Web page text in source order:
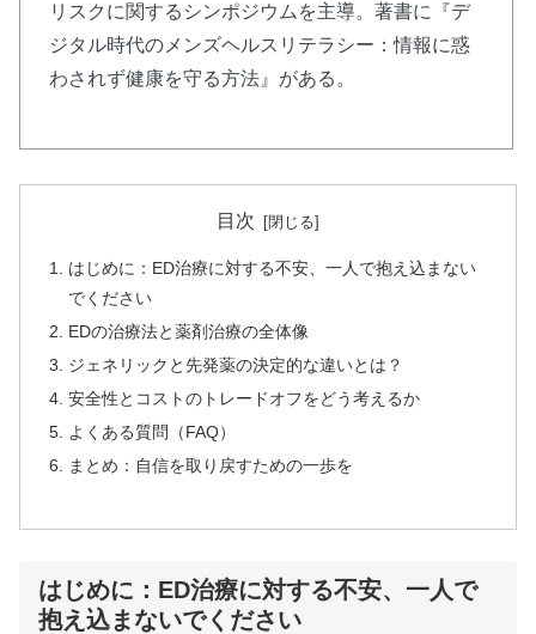
リスクに関するシンポジウムを主導。著書に『デ
ジタル時代のメンズヘルスリテラシー：情報に惑
わされず健康を守る方法』がある。
目次
はじめに：ED治療に対する不安、一人で抱え込まない
でください
EDの治療法と薬剤治療の全体像
ジェネリックと先発薬の決定的な違いとは？
安全性とコストのトレードオフをどう考えるか
よくある質問（FAQ）
まとめ：自信を取り戻すための一歩を
はじめに：ED治療に対する不安、一人で
抱え込まないでください